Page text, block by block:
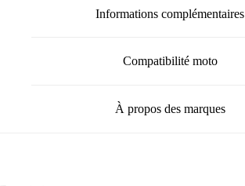
Informations complémentaires
Compatibilité moto
À propos des marques